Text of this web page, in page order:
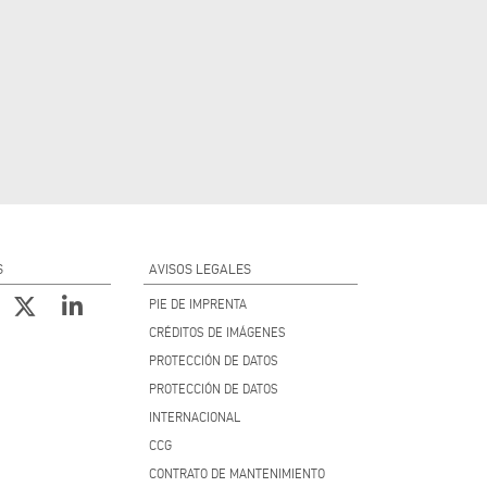
AVISOS LEGALES
PIE DE IMPRENTA
CRÉDITOS DE IMÁGENES
PROTECCIÓN DE DATOS
PROTECCIÓN DE DATOS
INTERNACIONAL
CCG
CONTRATO DE MANTENIMIENTO